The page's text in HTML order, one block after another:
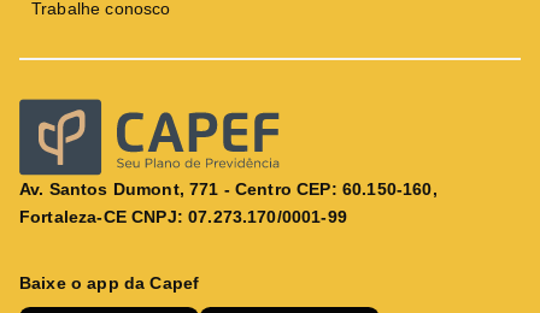
Trabalhe conosco
Av. Santos Dumont, 771 - Centro CEP: 60.150-160,
Fortaleza-CE CNPJ: 07.273.170/0001-99
Baixe o app da Capef